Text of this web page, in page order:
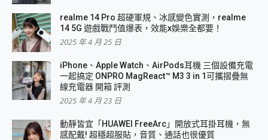
realme 14 Pro 超硬軍規、冰感變色實測，realme
14 5G 遊戲戰鬥值爆表，效能x娛樂全都要！
2025 年 4 月 25 日
iPhone、Apple Watch、AirPods耳機 三個設備充電
一起搞定 ONPRO MagReact™ M3 3 in 1可攜摺疊無
線充電器 開箱 評測
2025 年 4 月 23 日
動靜皆宜「HUAWEI FreeArc」開放式耳掛耳機，無
感配戴! 超穩超服貼，音質、通話也很優質